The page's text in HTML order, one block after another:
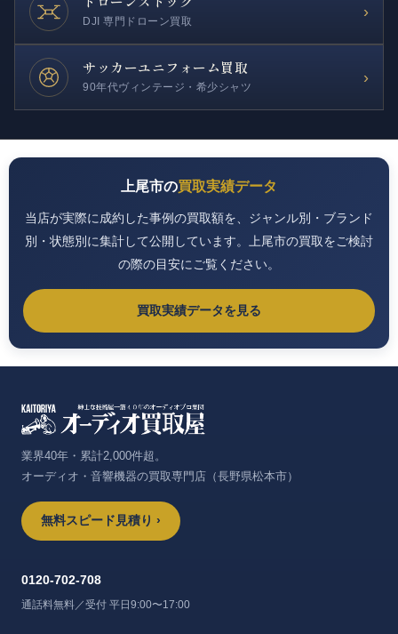
DJI 専門ドローン買取
›
サッカーユニフォーム買取
90年代ヴィンテージ・希少シャツ
›
上尾市の買取実績データ
当店が実際に成約した事例の買取額を、ジャンル別・ブランド
別・状態別に集計して公開しています。上尾市の買取をご検討
の際の目安にご覧ください。
買取実績データを見る
業界40年・累計2,000件超。
オーディオ・音響機器の買取専門店（長野県松本市）
無料スピード見積り ›
0120-702-708
通話料無料／受付 平日9:00〜17:00